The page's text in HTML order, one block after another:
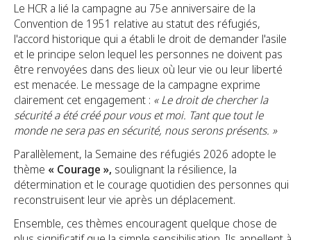
Le HCR a lié la campagne au 75e anniversaire de la
Convention de 1951 relative au statut des réfugiés,
l'accord historique qui a établi le droit de demander l'asile
et le principe selon lequel les personnes ne doivent pas
être renvoyées dans des lieux où leur vie ou leur liberté
est menacée. Le message de la campagne exprime
clairement cet engagement : « Le droit de chercher la
sécurité a été créé pour vous et moi. Tant que tout le
monde ne sera pas en sécurité, nous serons présents. »
Parallèlement, la Semaine des réfugiés 2026 adopte le
thème « Courage », soulignant la résilience, la
détermination et le courage quotidien des personnes qui
reconstruisent leur vie après un déplacement.
Ensemble, ces thèmes encouragent quelque chose de